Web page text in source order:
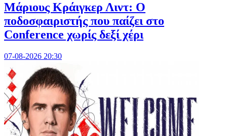
Μάριους Κράιγκερ Λιντ: Ο
ποδοσφαιριστής που παίζει στο
Conference χωρίς δεξί χέρι
07-08-2026 20:30